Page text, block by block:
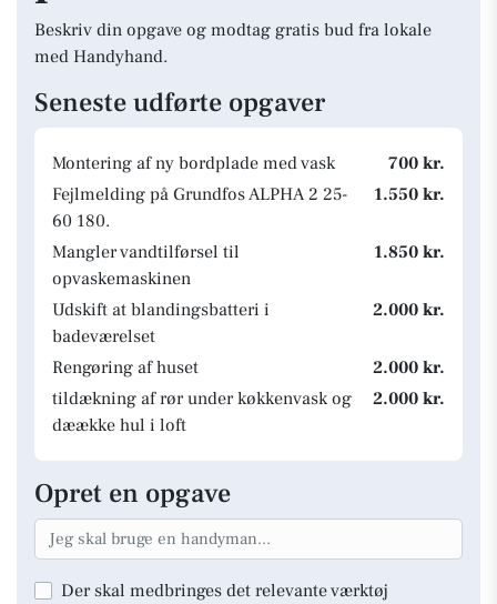
Beskriv din opgave og modtag gratis bud fra lokale
med Handyhand.
Seneste udførte opgaver
Montering af ny bordplade med vask
700 kr.
Fejlmelding på Grundfos ALPHA 2 25-
60 180.
1.550 kr.
Mangler vandtilførsel til
opvaskemaskinen
1.850 kr.
Udskift at blandingsbatteri i
badeværelset
2.000 kr.
Rengøring af huset
2.000 kr.
tildækning af rør under køkkenvask og
dæække hul i loft
2.000 kr.
Opret en opgave
Der skal medbringes det relevante værktøj